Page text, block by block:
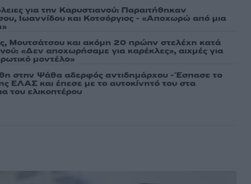
για την Καρυστιανού: Παραιτήθηκαν
Ιωαννίδου και Κοτσόργιος - «Αποχωρώ από μια
Μουτσάτσου και ακόμη 20 πρώην στελέχη κατά
«Δεν αποχωρήσαμε για καρέκλες», αιχμές για
μοντέλο»
στην Ψάθα αδερφός αντιδημάρχου - Έσπασε το
ΕΛΑΣ και έπεσε με το αυτοκίνητό του στα
του ελικοπτέρου